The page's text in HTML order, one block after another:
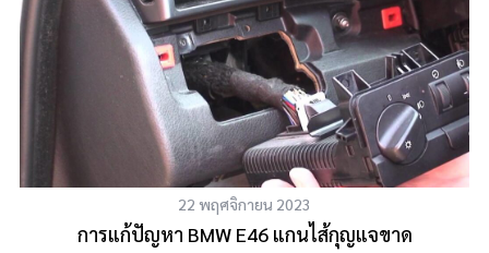
22 พฤศจิกายน 2023
การแก้ปัญหา BMW E46 แกนไส้กุญแจขาด